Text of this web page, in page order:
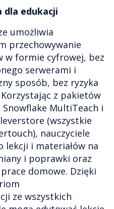
dla edukacji
umożliwia
przechowywanie
w formie cyfrowej, bez
serwerami i
sposób, bez ryzyka
z pakietów
MultiTeach i
(wszystkie
nauczyciele
lekcji i materiałów na
i poprawki oraz
domowe. Dzięki
ze wszystkich